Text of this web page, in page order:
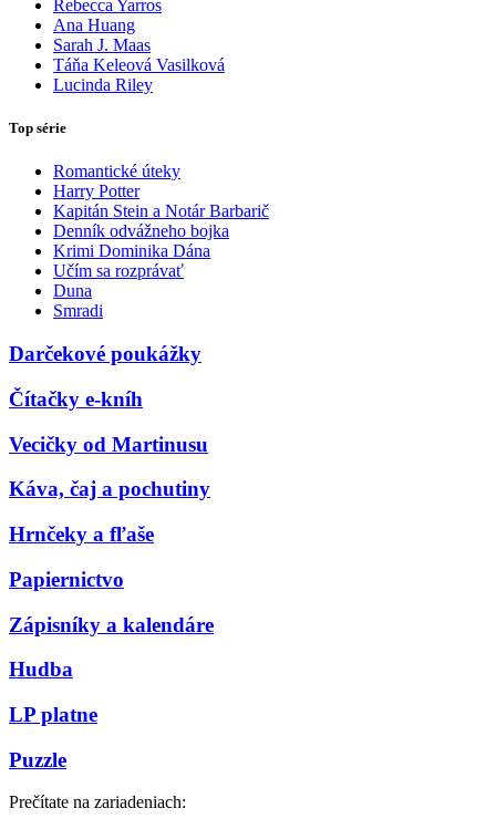
Rebecca Yarros
Ana Huang
Sarah J. Maas
Táňa Keleová Vasilková
Lucinda Riley
Top série
Romantické úteky
Harry Potter
Kapitán Stein a Notár Barbarič
Denník odvážneho bojka
Krimi Dominika Dána
Učím sa rozprávať
Duna
Smradi
Darčekové poukážky
Čítačky e-kníh
Vecičky od Martinusu
Káva, čaj a pochutiny
Hrnčeky a fľaše
Papiernictvo
Zápisníky a kalendáre
Hudba
LP platne
Puzzle
Prečítate na zariadeniach: